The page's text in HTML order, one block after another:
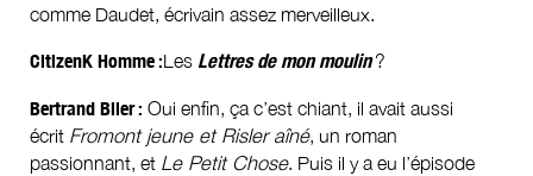
comme Daudet, écrivain assez merveilleux.
CitizenK Homme :Les Lettres de mon moulin?
Bertrand Blier : Oui enfin, ça c’est chiant, il avait aussi
écrit Fromont jeune et Risler aîné, un roman
passionnant, et Le Petit Chose. Puis il y a eu l’épisode